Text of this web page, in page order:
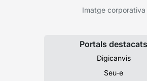
Imatge corporativa
Portals destacats
Digicanvis
Seu-e